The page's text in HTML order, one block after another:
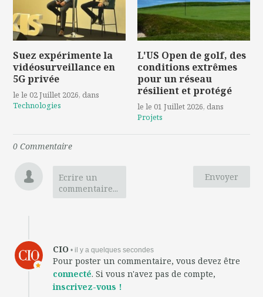
Suez expérimente la
vidéosurveillance en
5G privée
le le 02 Juillet 2026, dans
Technologies
L'US Open de golf, des
conditions extrêmes
pour un réseau
résilient et protégé
le le 01 Juillet 2026, dans
Projets
0 Commentaire
Envoyer
Ecrire un
commentaire...
CIO • il y a quelques secondes
Pour poster un commentaire, vous devez être
connecté. Si vous n'avez pas de compte,
inscrivez-vous !